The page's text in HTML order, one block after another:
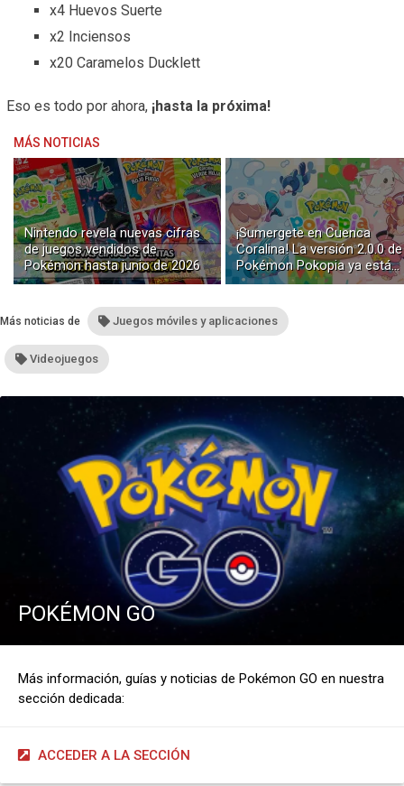
x4 Huevos Suerte
x2 Inciensos
x20 Caramelos Ducklett
Eso es todo por ahora, ¡hasta la próxima!
MÁS NOTICIAS
Nintendo revela nuevas cifras
de juegos vendidos de
Pokémon hasta junio de 2026
¡Sumergete en Cuenca
Coralina! La versión 2.0.0 de
Pokémon Pokopia ya está
disponible con buceo y
Más noticias de Juegos móviles y aplicaciones
Videojuegos
POKÉMON GO
Más información, guías y noticias de Pokémon GO en nuestra
sección dedicada:
ACCEDER A LA SECCIÓN